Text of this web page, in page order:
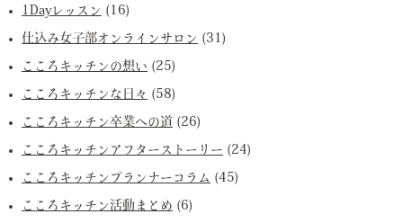
1Dayレッスン (16)
仕込み女子部オンラインサロン (31)
こころキッチンの想い (25)
こころキッチンな日々 (58)
こころキッチン卒業への道 (26)
こころキッチンアフターストーリー (24)
こころキッチンプランナーコラム (45)
こころキッチン活動まとめ (6)